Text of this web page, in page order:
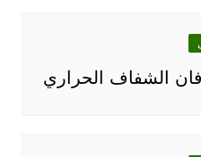
الشفاف الحراري